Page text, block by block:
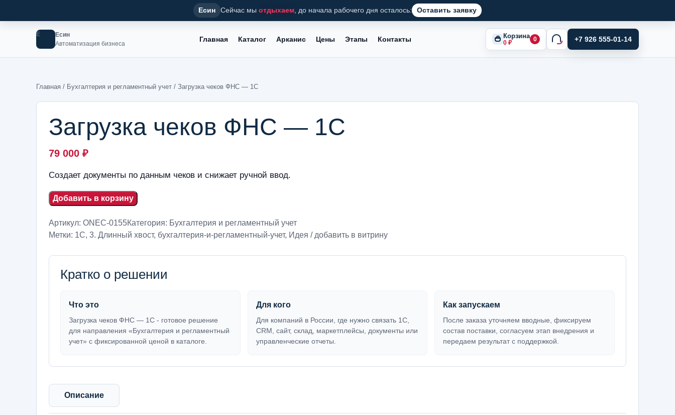
Есин Сейчас мы отдыхаем , до начала рабочего дня осталось: Оставить заявку
Е
Есин
Автоматизация бизнеса
Главная Каталог Арканис Цены Этапы Контакты Корзина
0 ₽ 0 +7 926 555-01-14
Главная / Бухгалтерия и регламентный учет / Загрузка чеков ФНС — 1С
Загрузка чеков ФНС — 1С
79 000 ₽
Создает документы по данным чеков и снижает ручной ввод.
Добавить в корзину
Артикул: ONEC-0155Категория: Бухгалтерия и регламентный учет
Метки: 1С, 3. Длинный хвост, бухгалтерия-и-регламентный-учет, Идея / добавить в витрину
Кратко о решении
Что это
Загрузка чеков ФНС — 1С - готовое решение
для направления «Бухгалтерия и регламентный
учет» с фиксированной ценой в каталоге.
Для кого
Для компаний в России, где нужно связать 1С,
CRM, сайт, склад, маркетплейсы, документы или
управленческие отчеты.
Как запускаем
После заказа уточняем вводные, фиксируем
состав поставки, согласуем этап внедрения и
передаем результат с поддержкой.
Описание